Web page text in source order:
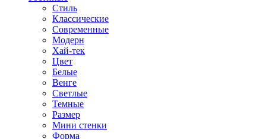
Стиль
Классические
Современные
Модерн
Хай-тек
Цвет
Белые
Венге
Светлые
Темные
Размер
Мини стенки
Форма